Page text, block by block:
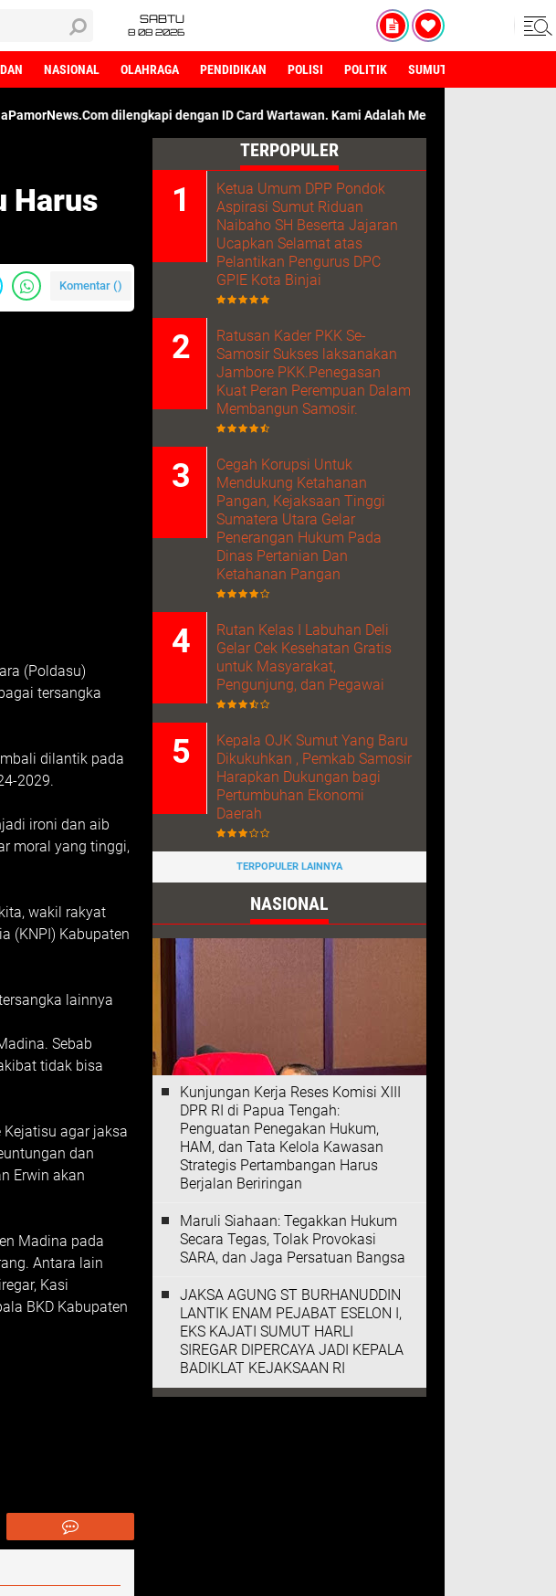
SABTU
8 08 2026
NASIONAL OLAHRAGA PENDIDIKAN POLISI POLITIK SUMUT
dilengkapi dengan ID Card Wartawan. Kami Adalah Media Dengan Sumber Referensi
Harus
Komentar ()
(Poldasu)
tersangka
dilantik pada
2029.
ironi dan aib
moral yang tinggi,
wakil rakyat
(KNPI) Kabupaten
lainnya
Sebab
tidak bisa
agar jaksa
dan
Erwin akan
Madina pada
Antara lain
Kasi
BKD Kabupaten
TERPOPULER
Ketua Umum DPP Pondok
Aspirasi Sumut Riduan
Naibaho SH Beserta Jajaran
Ucapkan Selamat atas
Pelantikan Pengurus DPC
GPIE Kota Binjai
Ratusan Kader PKK Se-
Samosir Sukses laksanakan
Jambore PKK.Penegasan
Kuat Peran Perempuan Dalam
Membangun Samosir.
Cegah Korupsi Untuk
Mendukung Ketahanan
Pangan, Kejaksaan Tinggi
Sumatera Utara Gelar
Penerangan Hukum Pada
Dinas Pertanian Dan
Ketahanan Pangan
Rutan Kelas I Labuhan Deli
Gelar Cek Kesehatan Gratis
untuk Masyarakat,
Pengunjung, dan Pegawai
Kepala OJK Sumut Yang Baru
Dikukuhkan , Pemkab Samosir
Harapkan Dukungan bagi
Pertumbuhan Ekonomi
Daerah
TERPOPULER LAINNYA
NASIONAL
Kunjungan Kerja Reses Komisi XIII
DPR RI di Papua Tengah:
Penguatan Penegakan Hukum,
HAM, dan Tata Kelola Kawasan
Strategis Pertambangan Harus
Berjalan Beriringan
Maruli Siahaan: Tegakkan Hukum
Secara Tegas, Tolak Provokasi
SARA, dan Jaga Persatuan Bangsa
JAKSA AGUNG ST BURHANUDDIN
LANTIK ENAM PEJABAT ESELON I,
EKS KAJATI SUMUT HARLI
SIREGAR DIPERCAYA JADI KEPALA
BADIKLAT KEJAKSAAN RI